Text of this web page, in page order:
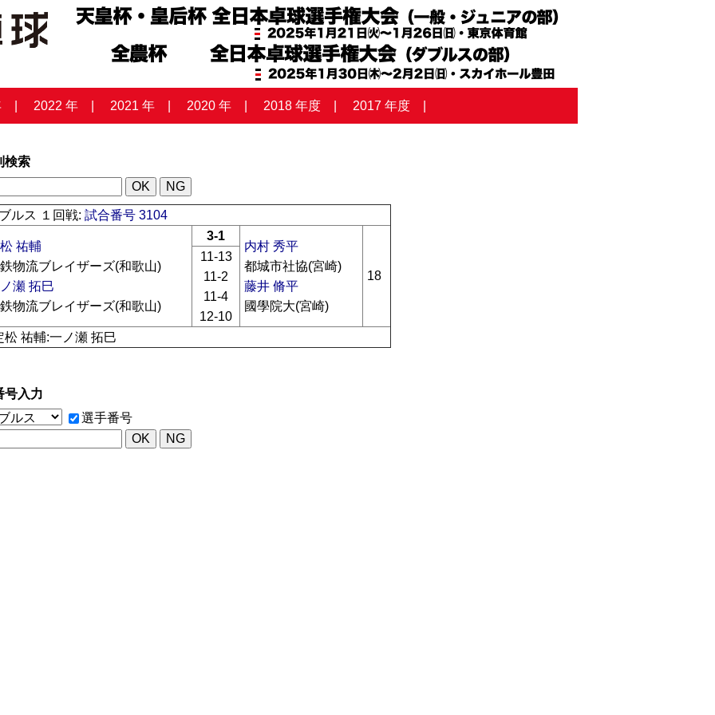
2022 年 2021 年 2020 年 2018 年度 2017 年度
検索
ルス １回戦:試合番号 3104
祐輔
物流ブレイザーズ(和歌山)
瀬 拓巳
物流ブレイザーズ(和歌山)
3-1
内村 秀平
都城市社協(宮崎)
藤井 脩平
國學院大(宮崎)
18
11-13
11-2
11-4
12-10
松 祐輔:一ノ瀬 拓巳
号入力
選手番号